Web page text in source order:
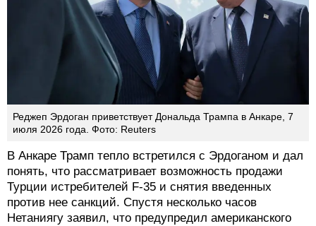
Реджеп Эрдоган приветствует Дональда Трампа в Анкаре, 7
июля 2026 года. Фото: Reuters
В Анкаре Трамп тепло встретился с Эрдоганом и дал
понять, что рассматривает возможность продажи
Турции истребителей F-35 и снятия введенных
против нее санкций. Спустя несколько часов
Нетаниягу заявил, что предупредил американского